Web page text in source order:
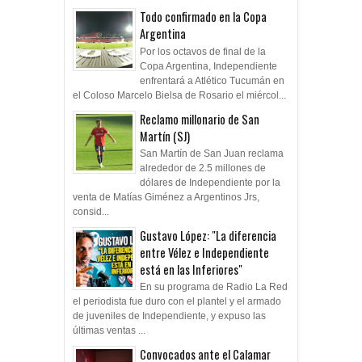
Todo confirmado en la Copa
Argentina
Por los octavos de final de la
Copa Argentina, Independiente
enfrentará a Atlético Tucumán en
el Coloso Marcelo Bielsa de Rosario el miércol...
Reclamo millonario de San
Martín (SJ)
San Martín de San Juan reclama
alrededor de 2.5 millones de
dólares de Independiente por la
venta de Matías Giménez a Argentinos Jrs,
consid...
Gustavo López: "La diferencia
entre Vélez e Independiente
está en las Inferiores"
En su programa de Radio La Red
el periodista fue duro con el plantel y el armado
de juveniles de Independiente, y expuso las
últimas ventas ...
Convocados ante el Calamar